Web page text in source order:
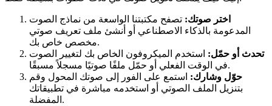
اختر صوتك: تصفح مكتبتنا الواسعة من نماذج الصوت
المدعومة بالذكاء الاصطناعي أو أنشئ ملف تعريف صوتي
مخصص خاص بك.
تحدث أو حمّل: استخدم الميكروفون الخاص بك لتغيير الصوت
في الوقت الفعلي أو حمّل ملفًا صوتيًا مسجلاً مسبقًا.
حوّل وشارك: استمع على الفور إلى صوتك المحول وقم
بتنزيل الملف الصوتي أو استخدمه مباشرة في تطبيقاتك
المفضلة.